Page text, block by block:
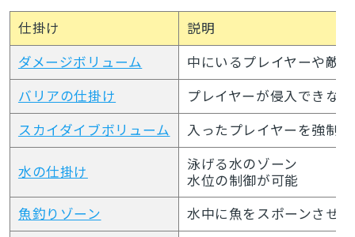
仕掛け
説明
ダメージボリューム
中にいるプレイヤーや敵
バリアの仕掛け
プレイヤーが侵入できな
スカイダイブボリューム
入ったプレイヤーを強制
水の仕掛け
泳げる水のゾーン
水位の制御が可能
魚釣りゾーン
水中に魚をスポーンさせ